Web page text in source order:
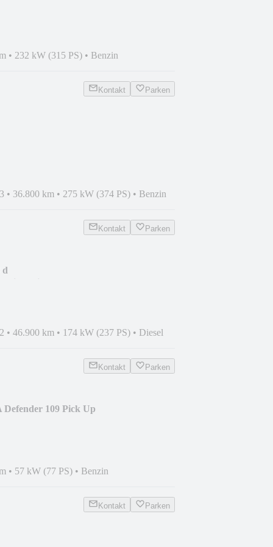
• 232 kW (315 PS) • Benzin
Kontakt Parken
• 36.800 km • 275 kW (374 PS) • Benzin
Kontakt Parken
d
• 46.900 km • 174 kW (237 PS) • Diesel
Kontakt Parken
109 Pick Up
• 57 kW (77 PS) • Benzin
Kontakt Parken